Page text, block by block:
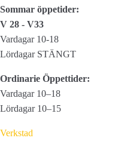
Sommar öppetider:
V 28 - V33
Vardagar 10-18
Lördagar STÄNGT
Ordinarie Öppettider:
Vardagar 10–18
Lördagar 10–15
Verkstad